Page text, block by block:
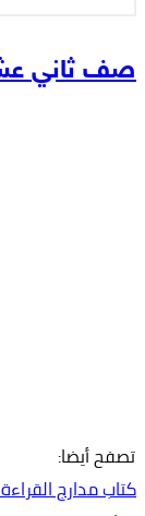
صف ثاني
تصفح أيضا:
كتاب مدارج القراءة